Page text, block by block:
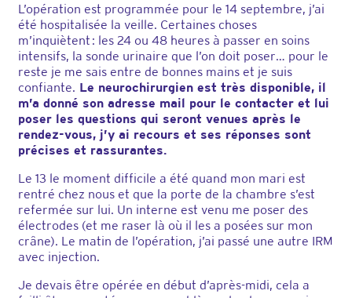
L’opération est programmée pour le 14 septembre, j’ai
été hospitalisée la veille. Certaines choses
m’inquiètent : les 24 ou 48 heures à passer en soins
intensifs, la sonde urinaire que l’on doit poser… pour le
reste je me sais entre de bonnes mains et je suis
confiante. Le neurochirurgien est très disponible, il
m’a donné son adresse mail pour le contacter et lui
poser les questions qui seront venues après le
rendez-vous, j’y ai recours et ses réponses sont
précises et rassurantes.
Le 13 le moment difficile a été quand mon mari est
rentré chez nous et que la porte de la chambre s’est
refermée sur lui. Un interne est venu me poser des
électrodes (et me raser là où il les a posées sur mon
crâne). Le matin de l’opération, j’ai passé une autre IRM
avec injection.
Je devais être opérée en début d’après-midi, cela a